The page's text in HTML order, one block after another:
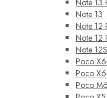
Note 13
Note 13
Note 12
Note 12
Note 12S
Poco
Poco X6
Poco